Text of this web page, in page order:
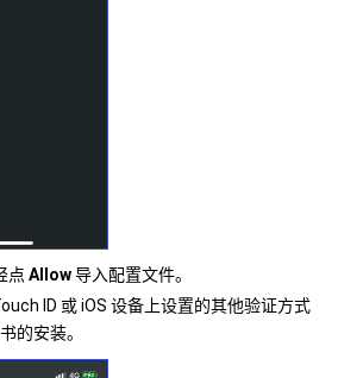
点 Allow导入配置文件。
ID 或 iOS 设备上设置的其他验证方式
的安装。